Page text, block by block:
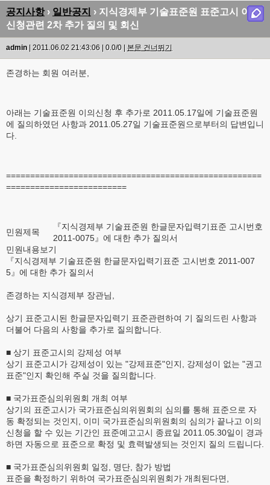
공지사항› 일반공지 › 지식경제부 기술표준원 표준고시 이의
신청관련 2차 추가 질의 및 회신
admin| 2011.06.02 21:43:06 | 0.0/0 | 본문 건너뛰기
존경하는 회원 여러분,
아래는 기술표준원 이의신청 후 추가로 2011.05.17일에 기술표준원
에 질의하였던 사항과 2011.05.27일 기술표준원으로부터의 답변입니
다.
=====================================================
=========================
민원제목
『지식경제부 기술표준원 한글문자입력기표준 고시번호
2011-0075』에 대한 추가 질의서
민원내용보기
『지식경제부 기술표준원 한글문자입력기표준 고시번호 2011-007
5』에 대한 추가 질의서
존경하는 지식경제부 장관님,
상기 표준고시된 한글문자입력기 표준관련하여 기 질의드린 사항과
더불어 다음의 사항을 추가로 질의합니다.
■ 상기 표준고시의 강제성 여부
상기 표준고시가 강제성이 있는 "강제표준"인지, 강제성이 없는 "권고
표준"인지 확인해 주실 것을 질의합니다.
■ 국가표준심의위원회 개최 여부
상기의 표준고시가 국가표준심의위원회의 심의를 통해 표준으로 자
동 확정되는 것인지, 이미 국가표준심의위원회의 심의가 끝나고 이의
신청을 할 수 있는 기간인 표준예고고시 종료일 2011.05.30일이 경과
하면 자동으로 표준으로 확정 및 효력발생되는 것인지 질의 드립니다.
■ 국가표준심의위원회 일정, 명단, 참가 방법
표준을 확정하기 위하여 국가표준심의위원회가 개최된다면,